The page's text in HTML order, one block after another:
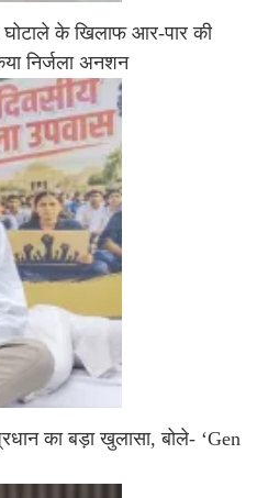
घोटाले के खिलाफ आर-पार की
निर्जला अनशन
का बड़ा खुलासा, बोले- ‘Gen